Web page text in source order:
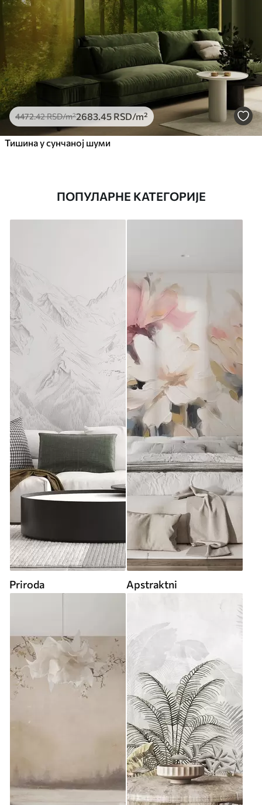
4472.42RSD/m²2683 .45 RSD/m²
Тишина у сунчаној шуми
ПОПУЛАРНЕ КАТЕГОРИЈЕ
Priroda Apstraktni